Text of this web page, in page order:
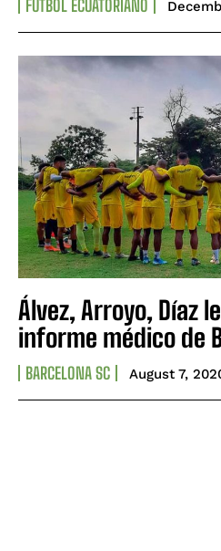
FÚTBOL ECUATORIANO
Álvez, Arroyo, Díaz
informe médico de
BARCELONA SC August 7,